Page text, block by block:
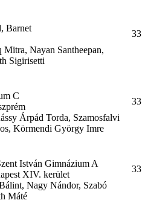
Barnet
Nayan Santheepan,
Sigirisetti
33
C
Árpád Torda, Szamosfalvi
Körmendi György Imre
33
István Gimnázium A
XIV. kerület
Nagy Nándor, Szabó
Máté
33